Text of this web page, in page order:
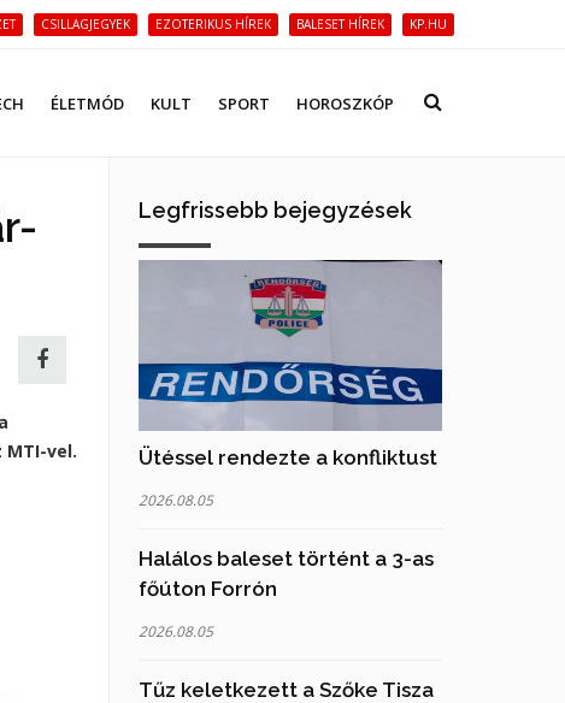
CSILLAGJEGYEK EZOTERIKUS HÍREK BALESET HÍREK KP.HU
ÉLETMÓD KULT SPORT HOROSZKÓP
vel.
Legfrissebb bejegyzések
Ütéssel rendezte a konfliktust
2026.08.05
Halálos baleset történt a 3-as
főúton Forrón
2026.08.05
Tűz keletkezett a Szőke Tisza